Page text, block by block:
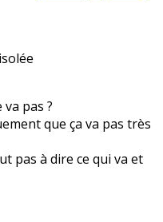
pas ?
que ça va pas très
pas à dire ce qui va et